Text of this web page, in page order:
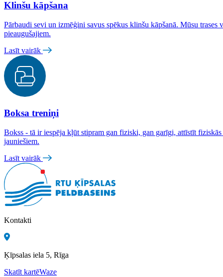
Klinšu kāpšana
Pārbaudi sevi un izmēģini savus spēkus klinšu kāpšanā. Mūsu
pieaugušajiem.
Lasīt vairāk
Boksa treniņi
Bokss - tā ir iespēja kļūt stipram gan fiziski, gan garīgi, attīstīt
jauniešiem.
Lasīt vairāk
Kontakti
Ķīpsalas iela 5, Rīga
Skatīt kartēWaze